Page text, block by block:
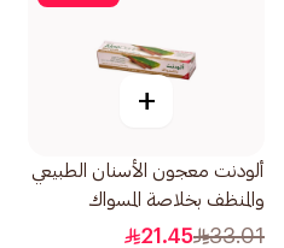
+
ألودنت معجون الأسنان الطبيعي
والمنظف بخلاصة المسواك
التقليدي الأصيل 100مل
33.01
21.45